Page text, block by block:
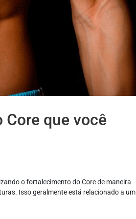
que você
o fortalecimento do Core de maneira
Isso geralmente está relacionado a um